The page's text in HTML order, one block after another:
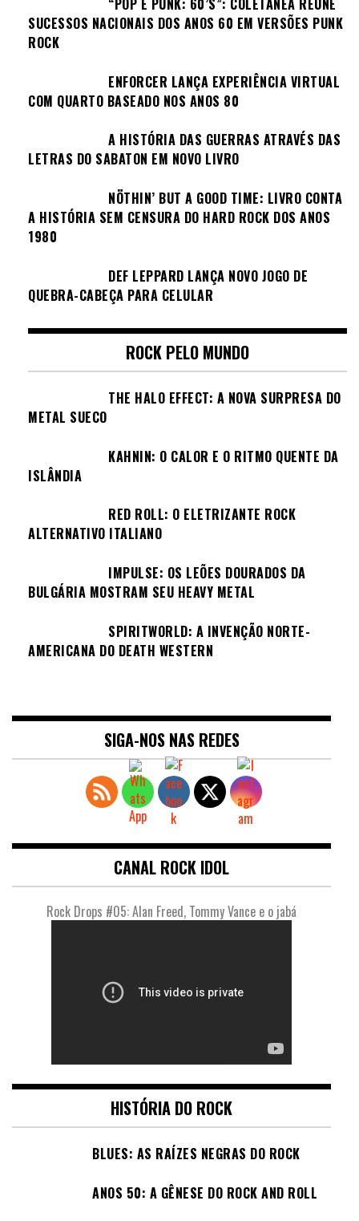
“POP É PUNK: 60’S”: COLETÂNEA REÚNE
SUCESSOS NACIONAIS DOS ANOS 60 EM VERSÕES PUNK
ROCK
ENFORCER LANÇA EXPERIÊNCIA VIRTUAL
COM QUARTO BASEADO NOS ANOS 80
A HISTÓRIA DAS GUERRAS ATRAVÉS DAS
LETRAS DO SABATON EM NOVO LIVRO
NÖTHIN’ BUT A GOOD TIME: LIVRO CONTA
A HISTÓRIA SEM CENSURA DO HARD ROCK DOS ANOS
1980
DEF LEPPARD LANÇA NOVO JOGO DE
QUEBRA-CABEÇA PARA CELULAR
ROCK PELO MUNDO
THE HALO EFFECT: A NOVA SURPRESA DO
METAL SUECO
KAHNIN: O CALOR E O RITMO QUENTE DA
ISLÂNDIA
RED ROLL: O ELETRIZANTE ROCK
ALTERNATIVO ITALIANO
IMPULSE: OS LEÕES DOURADOS DA
BULGÁRIA MOSTRAM SEU HEAVY METAL
SPIRITWORLD: A INVENÇÃO NORTE-
AMERICANA DO DEATH WESTERN
SIGA-NOS NAS REDES
CANAL ROCK IDOL
Rock Drops #05: Alan Freed, Tommy Vance e o jabá
HISTÓRIA DO ROCK
BLUES: AS RAÍZES NEGRAS DO ROCK
ANOS 50: A GÊNESE DO ROCK AND ROLL